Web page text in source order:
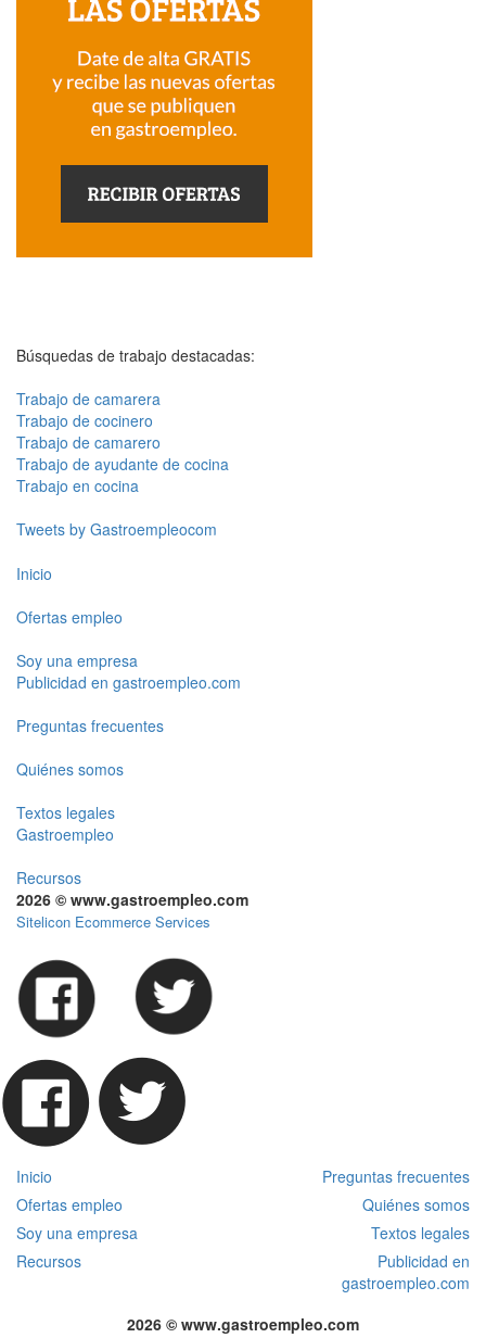
Búsquedas de trabajo destacadas:
Trabajo de camarera
Trabajo de cocinero
Trabajo de camarero
Trabajo de ayudante de cocina
Trabajo en cocina
Tweets by Gastroempleocom
Inicio
Ofertas empleo
Soy una empresa
Publicidad en gastroempleo.com
Preguntas frecuentes
Quiénes somos
Textos legales
Gastroempleo
Recursos
2026 © www.gastroempleo.com
Sitelicon Ecommerce Services
Inicio
Preguntas frecuentes
Ofertas empleo
Quiénes somos
Soy una empresa
Textos legales
Recursos
Publicidad en
gastroempleo.com
2026 © www.gastroempleo.com